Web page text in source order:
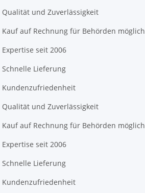
Qualität und Zuverlässigkeit
Kauf auf Rechnung für Behörden möglich
Expertise seit 2006
Schnelle Lieferung
Kundenzufriedenheit
Qualität und Zuverlässigkeit
Kauf auf Rechnung für Behörden möglich
Expertise seit 2006
Schnelle Lieferung
Kundenzufriedenheit